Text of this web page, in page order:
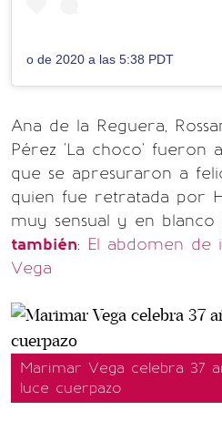
o de 2020 a las 5:38 PDT
Ana de la Reguera,
Pérez 'La choco' fueron
que se apresuraron a
quien fue retratada por
muy sensual y en
también: El abdomen
Vega
Marimar Vega celebra 37
luce cuerpazo